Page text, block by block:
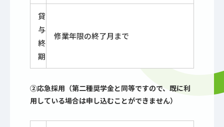
貸
与
終
期
修業年限の終了月まで
②応急採用（第二種奨学金と同等ですので、既に利
用している場合は申し込むことができません）